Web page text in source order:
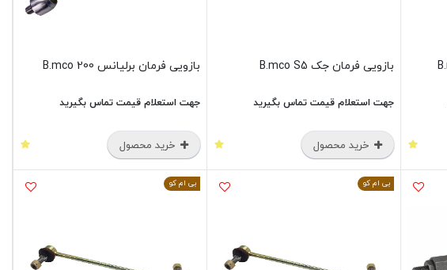
بازویی فرمان جک B.mco S5
جهت استعلام قیمت تماس بگیرید
خرید محصول
بازویی فرمان برلیانس B.mco 200
جهت استعلام قیمت تماس بگیرید
خرید محصول
بی ام کو بی ام کو